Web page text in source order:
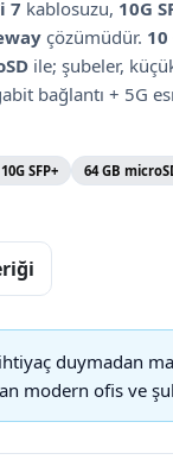
7 kablosuzu, 10G
çözümüdür.
ile; şubeler,
bağlantı + 5G
SFP+ 64 GB
duymadan
modern ofis ve